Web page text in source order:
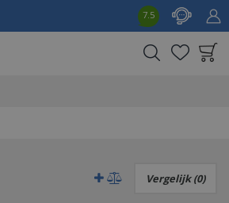
7.5
Vergelijk (0)